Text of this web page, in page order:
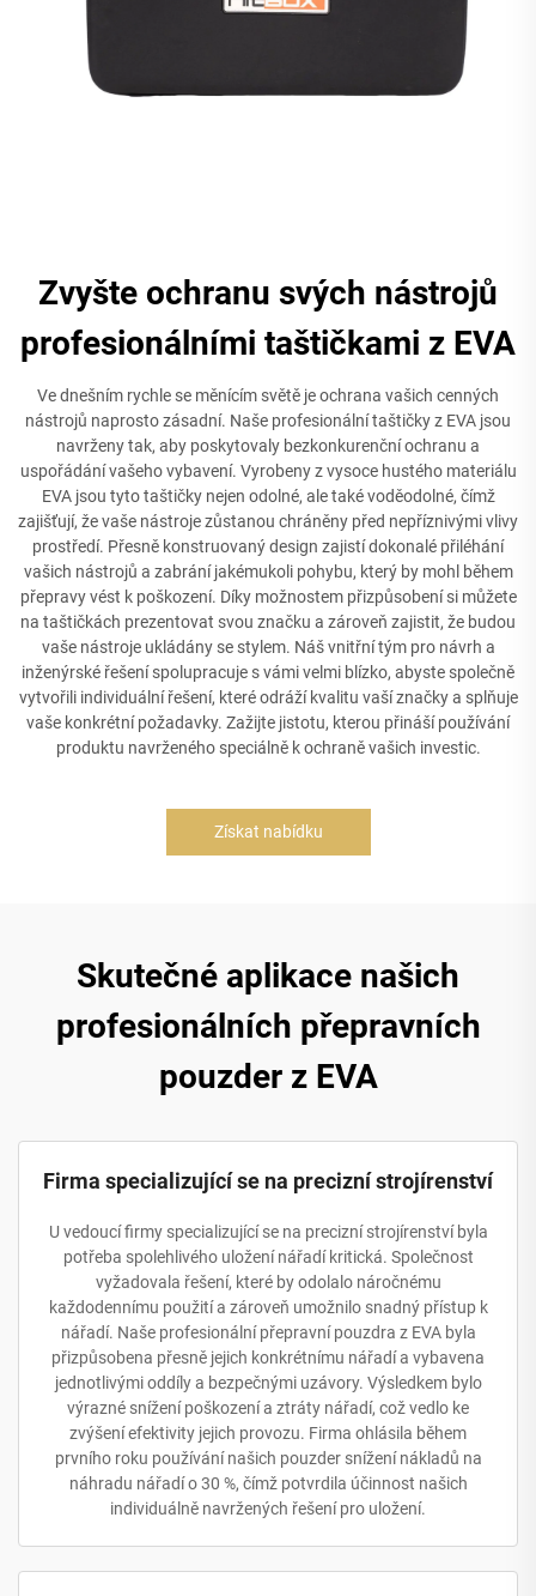
Zvyšte ochranu svých nástrojů
profesionálními taštičkami z EVA
Ve dnešním rychle se měnícím světě je ochrana vašich cenných
nástrojů naprosto zásadní. Naše profesionální taštičky z EVA jsou
navrženy tak, aby poskytovaly bezkonkurenční ochranu a
uspořádání vašeho vybavení. Vyrobeny z vysoce hustého materiálu
EVA jsou tyto taštičky nejen odolné, ale také voděodolné, čímž
zajišťují, že vaše nástroje zůstanou chráněny před nepříznivými vlivy
prostředí. Přesně konstruovaný design zajistí dokonalé přiléhání
vašich nástrojů a zabrání jakémukoli pohybu, který by mohl během
přepravy vést k poškození. Díky možnostem přizpůsobení si můžete
na taštičkách prezentovat svou značku a zároveň zajistit, že budou
vaše nástroje ukládány se stylem. Náš vnitřní tým pro návrh a
inženýrské řešení spolupracuje s vámi velmi blízko, abyste společně
vytvořili individuální řešení, které odráží kvalitu vaší značky a splňuje
vaše konkrétní požadavky. Zažijte jistotu, kterou přináší používání
produktu navrženého speciálně k ochraně vašich investic.
Získat nabídku
Skutečné aplikace našich
profesionálních přepravních
pouzder z EVA
Firma specializující se na precizní strojírenství
U vedoucí firmy specializující se na precizní strojírenství byla
potřeba spolehlivého uložení nářadí kritická. Společnost
vyžadovala řešení, které by odolalo náročnému
každodennímu použití a zároveň umožnilo snadný přístup k
nářadí. Naše profesionální přepravní pouzdra z EVA byla
přizpůsobena přesně jejich konkrétnímu nářadí a vybavena
jednotlivými oddíly a bezpečnými uzávory. Výsledkem bylo
výrazné snížení poškození a ztráty nářadí, což vedlo ke
zvýšení efektivity jejich provozu. Firma ohlásila během
prvního roku používání našich pouzder snížení nákladů na
náhradu nářadí o 30 %, čímž potvrdila účinnost našich
individuálně navržených řešení pro uložení.